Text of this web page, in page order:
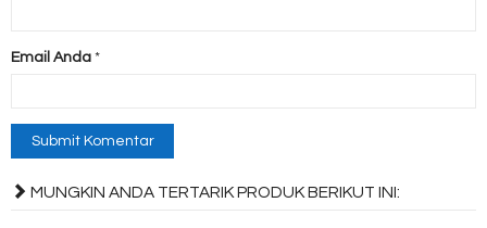
Email Anda *
MUNGKIN ANDA TERTARIK PRODUK BERIKUT INI: